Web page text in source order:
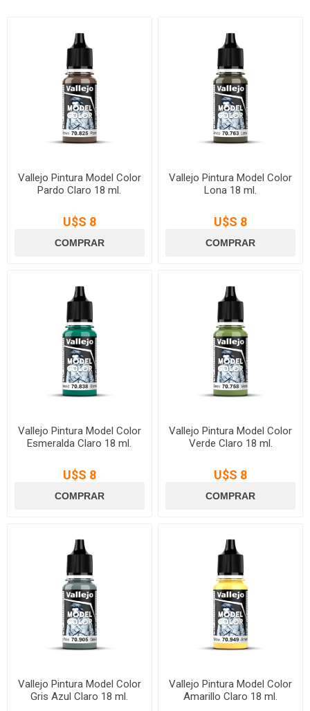
Vallejo Pintura Model Color
Pardo Claro 18 ml.
U$S 8
Vallejo Pintura Model Color
Lona 18 ml.
U$S 8
Vallejo Pintura Model Color
Esmeralda Claro 18 ml.
U$S 8
Vallejo Pintura Model Color
Verde Claro 18 ml.
U$S 8
Vallejo Pintura Model Color
Gris Azul Claro 18 ml.
Vallejo Pintura Model Color
Amarillo Claro 18 ml.